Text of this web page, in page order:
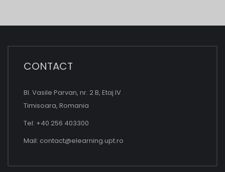
CONTACT
Bl. Vasile Parvan, nr. 2 B, Etaj IV
Timisoara, Romania
Tel: +40 256 403300
Mail: contact@elearning.upt.ro